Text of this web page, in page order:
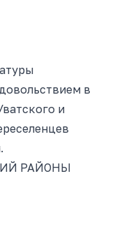
в
и
РАЙОНЫ